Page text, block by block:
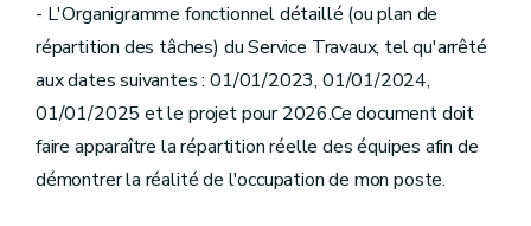
- L'Organigramme fonctionnel détaillé (ou plan de
répartition des tâches) du Service Travaux, tel qu'arrêté
aux dates suivantes : 01/01/2023, 01/01/2024,
01/01/2025 et le projet pour 2026.Ce document doit
faire apparaître la répartition réelle des équipes afin de
démontrer la réalité de l'occupation de mon poste.